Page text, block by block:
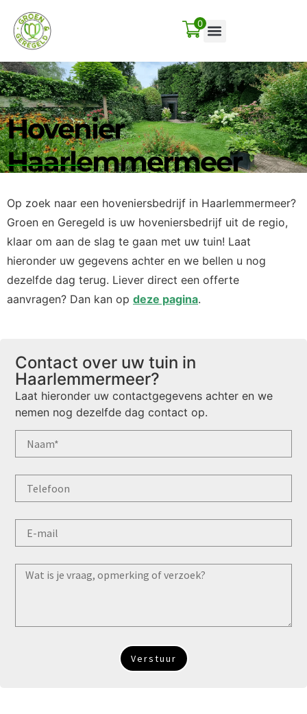
0
Hovenier
Haarlemmermeer
Op zoek naar een hoveniersbedrijf in Haarlemmermeer?
Groen en Geregeld is uw hoveniersbedrijf uit de regio,
klaar om aan de slag te gaan met uw tuin! Laat
hieronder uw gegevens achter en we bellen u nog
dezelfde dag terug. Liever direct een offerte
aanvragen? Dan kan op deze pagina.
Contact over uw tuin in
Haarlemmermeer?
Laat hieronder uw contactgegevens achter en we
nemen nog dezelfde dag contact op.
Verstuur